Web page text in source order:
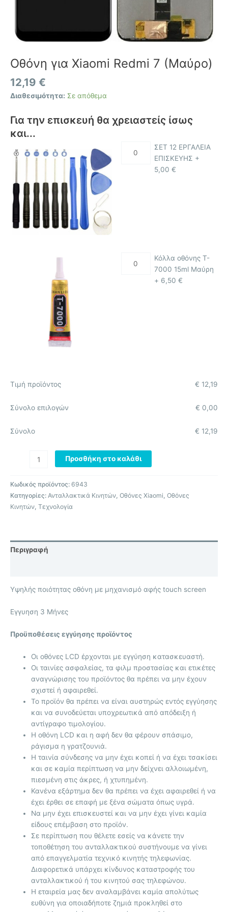
Οθόνη για Xiaomi Redmi 7 (Μαύρο)
12,19 €
Διαθεσιμότητα: Σε απόθεμα
Για την επισκευή θα χρειαστείς ίσως
και...
ΣΕΤ 12 ΕΡΓΑΛΕΙΑ
ΕΠΙΣΚΕΥΗΣ +
5,00 €
Κόλλα οθόνης T-
7000 15ml Μαύρη
+ 6,50 €
Τιμή προϊόντος 12,19
€
Σύνολο επιλογών 0,00
€
Σύνολο 12,19
€
Προσθήκη στο καλάθι
Κωδικός προϊόντος: 6943
Κατηγορίες: Ανταλλακτικά Κινητών, Οθόνες Xiaomi, Οθόνες
Κινητών, Τεχνολογία
Περιγραφή
Υψηλής ποιότητας οθόνη με μηχανισμό αφής touch screen
Eγγυηση 3 Μήνες
Προϋποθέσεις εγγύησης προϊόντος
Οι οθόνες LCD έρχονται με εγγύηση κατασκευαστή.
Οι ταινίες ασφαλείας, τα φιλμ προστασίας και ετικέτες
αναγνώρισης του προϊόντος θα πρέπει να μην έχουν
σχιστεί ή αφαιρεθεί.
Το προϊόν θα πρέπει να είναι αυστηρώς εντός εγγύησης
και να συνοδεύεται υποχρεωτικά από απόδειξη ή
αντίγραφο τιμολογίου.
Η οθόνη LCD και η αφή δεν θα φέρουν σπάσιμο,
ράγισμα η γρατζουνιά.
Η ταινία σύνδεσης να μην έχει κοπεί ή να έχει τσακίσει
και σε καμία περίπτωση να μην δείχνει αλλοιωμένη,
πιεσμένη στις άκρες, ή χτυπημένη.
Κανένα εξάρτημα δεν θα πρέπει να έχει αφαιρεθεί ή να
έχει έρθει σε επαφή με ξένα σώματα όπως υγρά.
Να μην έχει επισκευστεί και να μην έχει γίνει καμία
είδους επέμβαση στο προϊόν.
Σε περίπτωση που θέλετε εσείς να κάνετε την
τοποθέτηση του ανταλλακτικού συστήνουμε να γίνει
από επαγγελματία τεχνικό κινητής τηλεφωνίας.
Διαφορετικά υπάρχει κίνδυνος καταστροφής του
ανταλλακτικού ή του κινητού σας τηλεφώνου.
Η εταιρεία μας δεν αναλαμβάνει καμία απολύτως
ευθύνη για οποιαδήποτε ζημιά προκληθεί στο